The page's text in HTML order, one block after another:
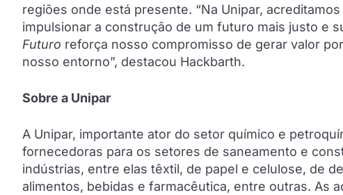
regiões onde está presente. “Na Unipar,
impulsionar a construção de um futuro mais justo e
Futuro reforça nosso compromisso de gerar valor
nosso entorno”, destacou Hackbarth.
Sobre a Unipar
A Unipar, importante ator do setor químico e
fornecedoras para os setores de saneamento e
indústrias, entre elas têxtil, de papel e celulose, de
alimentos, bebidas e farmacêutica, entre outras. As